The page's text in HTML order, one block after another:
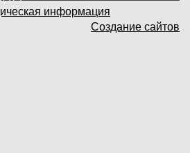
и самовывоз
информация
Создание сайтов